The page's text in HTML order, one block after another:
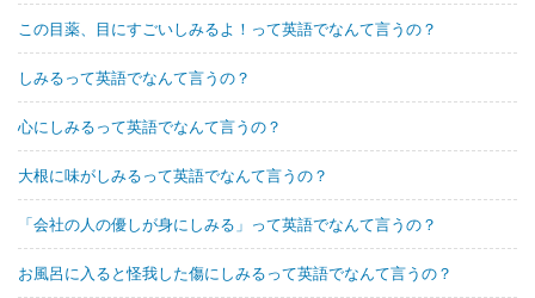
この目薬、目にすごいしみるよ！って英語でなんて言うの？
しみるって英語でなんて言うの？
心にしみるって英語でなんて言うの？
大根に味がしみるって英語でなんて言うの？
「会社の人の優しが身にしみる」って英語でなんて言うの？
お風呂に入ると怪我した傷にしみるって英語でなんて言うの？